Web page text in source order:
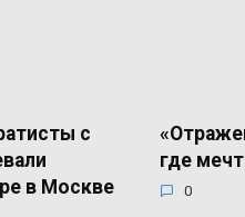
с
в Москве
где
0